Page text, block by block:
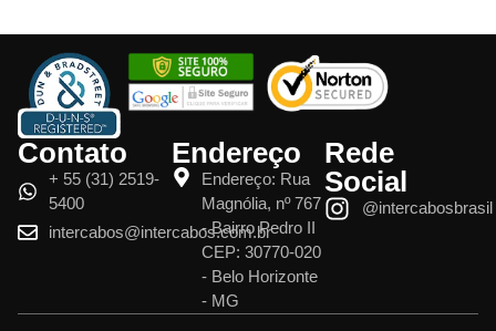
Contato
+ 55 (31) 2519-
5400
intercabos@intercabos.com.br
Endereço
Endereço: Rua
Magnólia, nº 767
- Bairro Pedro II
CEP: 30770-020
- Belo Horizonte
- MG
Rede
Social
@intercabosbrasil